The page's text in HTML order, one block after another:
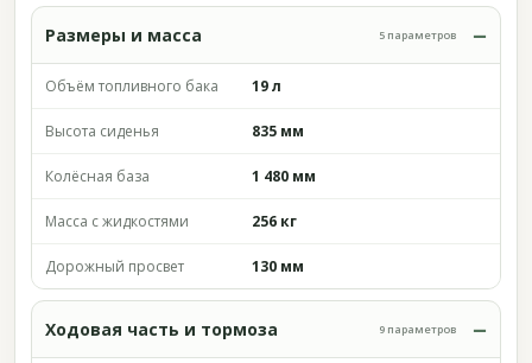
Размеры и масса 5 параметров
Объём топливного бака 19 л
Высота сиденья 835 мм
Колёсная база 1 480 мм
Масса с жидкостями 256 кг
Дорожный просвет 130 мм
Ходовая часть и тормоза 9 параметров